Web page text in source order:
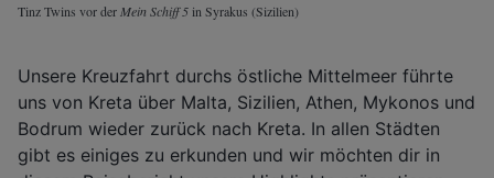
Tinz Twins vor der Mein Schiff 5 in Syrakus (Sizilien)
Unsere Kreuzfahrt durchs östliche Mittelmeer führte
uns von Kreta über Malta, Sizilien, Athen, Mykonos und
Bodrum wieder zurück nach Kreta. In allen Städten
gibt es einiges zu erkunden und wir möchten dir in